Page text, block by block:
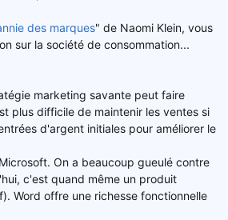
des marques" de Naomi Klein, vous
sur la société de consommation...
marketing savante peut faire
plus difficile de maintenir les ventes si
d'argent initiales pour améliorer le
On a beaucoup gueulé contre
c'est quand même un produit
Word offre une richesse fonctionnelle